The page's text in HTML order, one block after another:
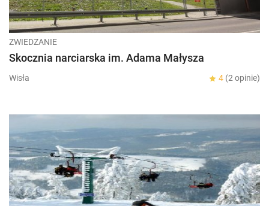
ZWIEDZANIE
Skocznia narciarska im. Adama Małysza
Wisła 4 (2 opinie)